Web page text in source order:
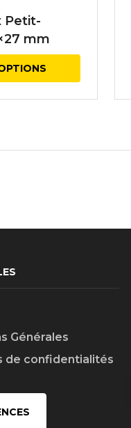
Petit-
mm
Générales
de confidentialités